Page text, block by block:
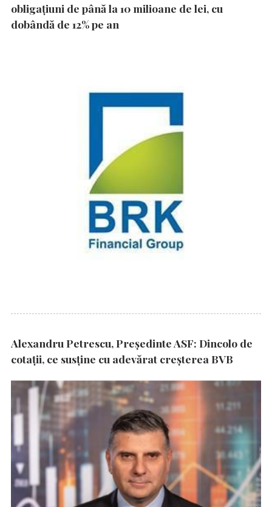
obligațiuni de până la 10 milioane de lei, cu
dobândă de 12% pe an
Alexandru Petrescu, Președinte ASF: Dincolo de
cotații, ce susține cu adevărat creșterea BVB